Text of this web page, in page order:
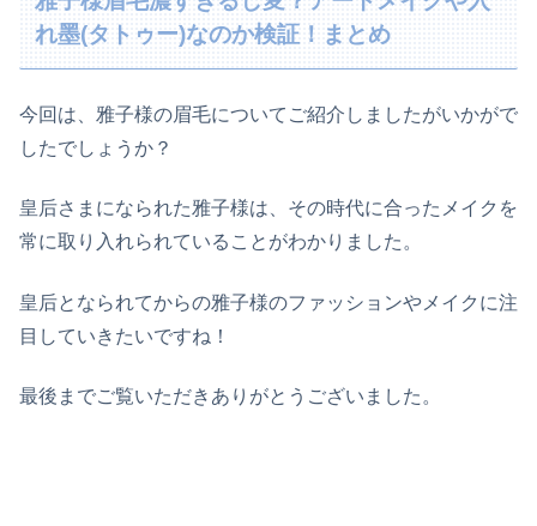
れ墨(タトゥー)なのか検証！まとめ
今回は、雅子様の眉毛についてご紹介しましたがいかがで
したでしょうか？
皇后さまになられた雅子様は、その時代に合ったメイクを
常に取り入れられていることがわかりました。
皇后となられてからの雅子様のファッションやメイクに注
目していきたいですね！
最後までご覧いただきありがとうございました。